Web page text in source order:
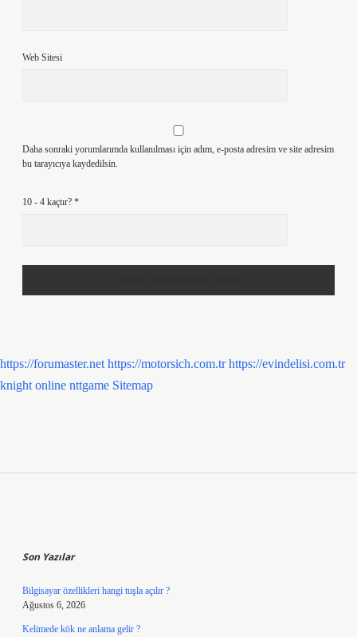
Web Sitesi
Daha sonraki yorumlarımda kullanılması için adım, e-posta adresim ve site adresim
bu tarayıcıya kaydedilsin.
10 - 4 kaçtır? *
https://forumaster.net https://motorsich.com.tr https://evindelisi.com.tr
knight online nttgame Sitemap
Son Yazılar
Bilgisayar özellikleri hangi tuşla açılır ?
Ağustos 6, 2026
Kelimede kök ne anlama gelir ?